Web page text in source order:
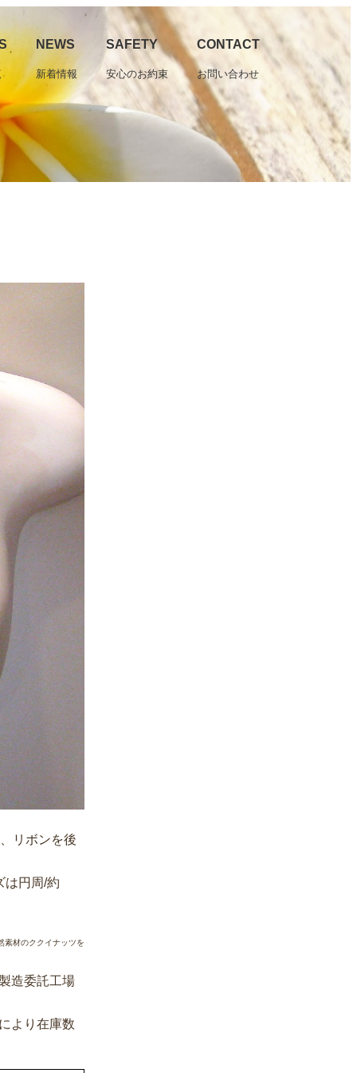
NEWS
新着情報
SAFETY
安心のお約束
CONTACT
お問い合わせ
リボンを後
は円周/約
素材のククイナッツを
造委託工場
より在庫数